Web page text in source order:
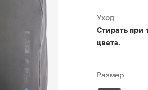
Уход:
Стирать при
цвета.
Размер